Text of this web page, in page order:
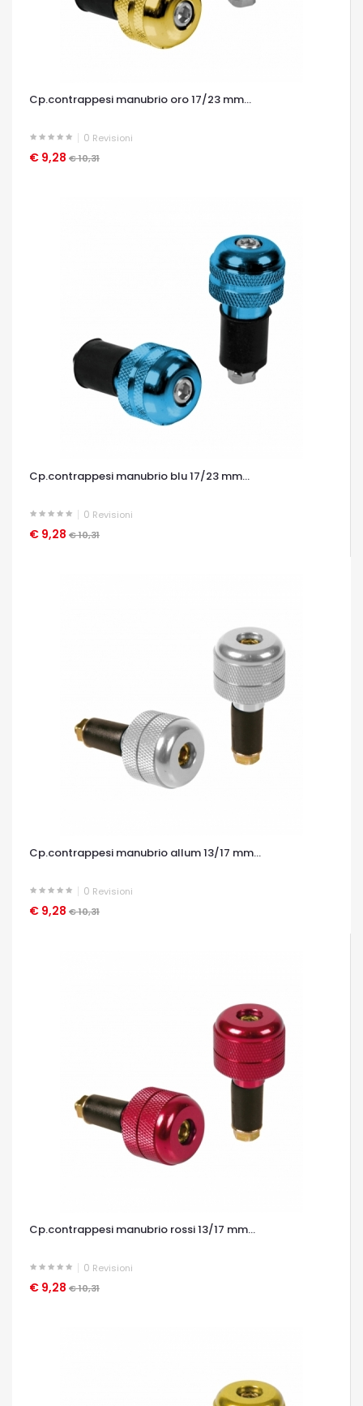
Cp.contrappesi manubrio oro 17/23 mm...
0 Revisioni
€ 9,28 € 10,31
OCCHIATA VELOCE
Cp.contrappesi manubrio blu 17/23 mm...
0 Revisioni
€ 9,28 € 10,31
OCCHIATA VELOCE
Cp.contrappesi manubrio allum 13/17 mm...
0 Revisioni
€ 9,28 € 10,31
OCCHIATA VELOCE
Cp.contrappesi manubrio rossi 13/17 mm...
0 Revisioni
€ 9,28 € 10,31
OCCHIATA VELOCE